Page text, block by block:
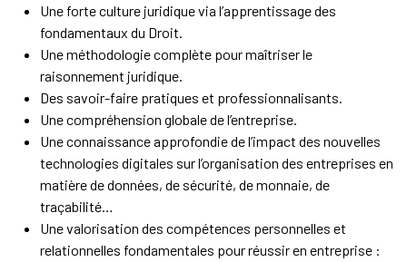
Une forte culture juridique via l’apprentissage des
fondamentaux du Droit.
Une méthodologie complète pour maîtriser le
raisonnement juridique.
Des savoir-faire pratiques et professionnalisants.
Une compréhension globale de l’entreprise.
Une connaissance approfondie de l’impact des nouvelles
technologies digitales sur l’organisation des entreprises en
matière de données, de sécurité, de monnaie, de
traçabilité…
Une valorisation des compétences personnelles et
relationnelles fondamentales pour réussir en entreprise :